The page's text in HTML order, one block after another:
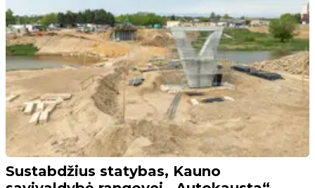
Sustabdžius statybas, Kauno